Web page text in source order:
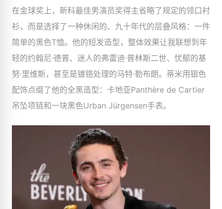
在金球奖上，新科最佳男演员奖得主省略了规定的领口衬
衫，而是选择了一种休闲的、九十年代的层叠风格：一件
简单的黑色T恤。他的短发造型，整体效果让我联想到年
轻的约翰尼·德普、迷人的弗雷迪·普林斯二世、忧郁的基
努·里维斯，甚至是镀铬处理的马特·勒布朗。蒂米用银色
配饰点缀了他的全黑造型：卡地亚Panthère de Cartier
吊坠项链和一块黑色Urban Jürgensen手表。